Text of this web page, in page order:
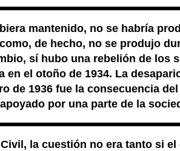
mantenido, no se habría
de hecho, no se produjo
sí hubo una rebelión de los
en el otoño de 1934. La
de 1936 fue la consecuencia
por una parte de la
la cuestión no era tanto si